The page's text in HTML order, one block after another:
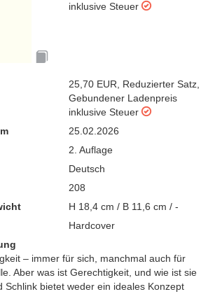
inklusive Steuer
25,70 EUR Reduzierter Satz
Gebundener Ladenpreis
inklusive Steuer
25.02.2026
2. Auflage
Deutsch
208
H 18,4 cm / B 11,6 cm / -
Hardcover
– immer für sich, manchmal auch für
Aber was ist Gerechtigkeit, und wie ist sie
Schlink bietet weder ein ideales Konzept